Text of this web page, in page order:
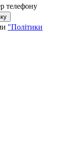
телефону
"Політики